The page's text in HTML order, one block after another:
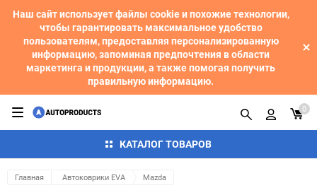
Наш сайт использует файлы cookie и похожие технологии,
чтобы гарантировать максимальное удобство
пользователям, предоставляя персонализированную
информацию, запоминая предпочтения в области
маркетинга и продукции, а также помогая получить
правильную информацию.
КАТАЛОГ ТОВАРОВ
0
Главная Автоковрики EVA Mazda